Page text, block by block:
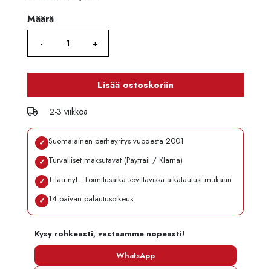
Määrä
Määrä
Lisää ostoskoriin
2-3 viikkoa
✓ Suomalainen perheyritys vuodesta 2001
✓ Turvalliset maksutavat (Paytrail / Klarna)
✓ Tilaa nyt - Toimitusaika sovittavissa aikataulusi mukaan
✓ 14 päivän palautusoikeus
Kysy rohkeasti, vastaamme nopeasti!
WhatsApp